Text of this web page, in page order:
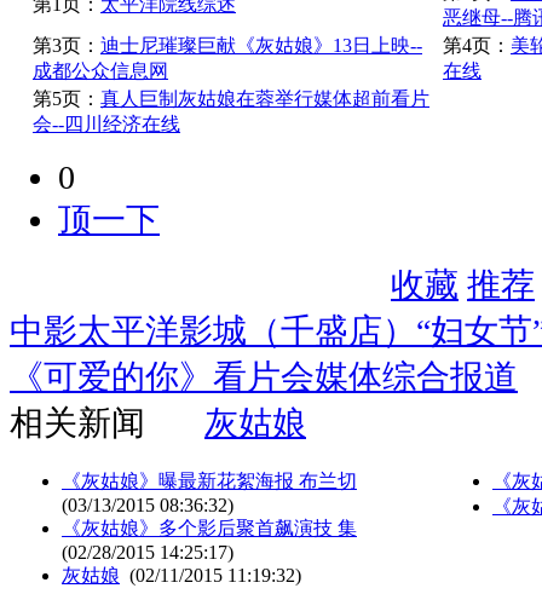
恶继母--腾
第3页： 迪士尼璀璨巨献《灰姑娘》13日上映--
成都公众信息网
第4页： 美
在线
第5页： 真人巨制灰姑娘在蓉举行媒体超前看片
会--四川经济在线
0
顶一下
收藏 推荐
中影太平洋影城（千盛店）“妇女节
《可爱的你》看片会媒体综合报道
相关新闻
灰姑娘
《灰姑娘》曝最新花絮海报 布兰切
(03/13/2015 08:36:32)
《灰姑娘》多个影后聚首飙演技 集
(02/28/2015 14:25:17)
灰姑娘 (02/11/2015 11:19:32)
《
《